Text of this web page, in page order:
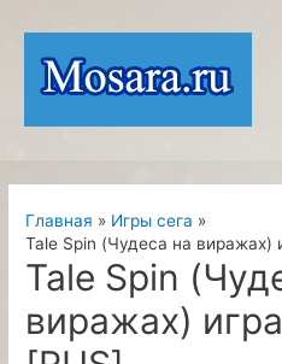
содержимому
Главная
Игры сега
Tale Spin (Чудеса на виражах)
Tale Spin
виражах)